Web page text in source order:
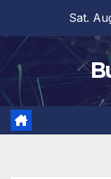
content
Sat.